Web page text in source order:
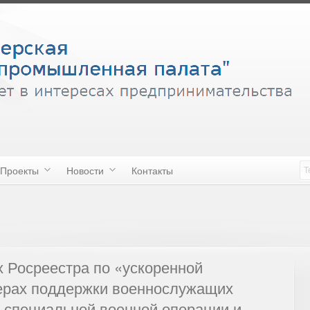
Проекты Новости Контакты
по «ускоренной
поддержки военнослужащих